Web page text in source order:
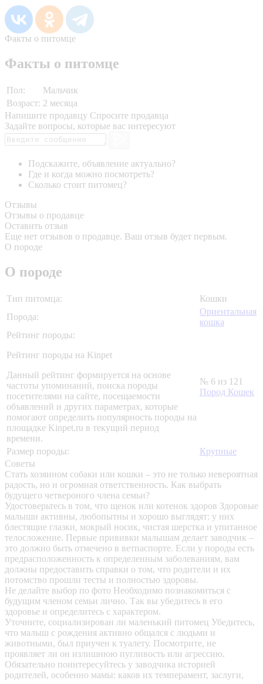
Факты о питомце
Факты о питомце
Пол:
Мальчик
Возраст: 2 месяца
Напишите продавцу Спросите продавца
Задайте вопросы, которые вас интересуют
Подскажите, объявление актуально?
Где и когда можно посмотреть?
Сколько стоит питомец?
Отзывы
Отзывы о продавце
Оставить отзыв
Еще нет отзывов о продавце. Ваш отзыв будет первым.
О породе
О породе
Тип питомца:
Кошки
Порода:
Ориентальная
кошка
Рейтинг породы:
Рейтинг породы на Kinpet
Данный рейтинг формируется на основе
частоты упоминаний, поиска породы
посетителями на сайте, посещаемости
объявлений и других параметрах, которые
помогают определить популярность породы на
площадке Kinpet.ru в текущий период
времени.
№ 6 из 121
Пород Кошек
Размер породы:
Крупные
Советы
Стать хозяином собаки или кошки – это не только невероятная
радость, но и огромная ответственность. Как выбрать
будущего четвероного члена семьи?
Удостоверьтесь в том, что щенок или котенок здоров Здоровые
малыши активны, любопытны и хорошо выглядят: у них
блестящие глазки, мокрый носик, чистая шерстка и упитанное
телосложение. Первые прививки малышам делает заводчик –
это должно быть отмечено в ветпаспорте. Если у породы есть
предрасположенность к определенным заболеваниям, вам
должны предоставить справки о том, что родители и их
потомство прошли тесты и полностью здоровы.
Не делайте выбор по фото Необходимо познакомиться с
будущим членом семьи лично. Так вы убедитесь в его
здоровье и определитесь с характером.
Уточните, социализирован ли маленький питомец Убедитесь,
что малыш с рождения активно общался с людьми и
животными, был приучен к туалету. Посмотрите, не
проявляет ли он излишнюю пугливость или агрессию.
Обязательно поинтересуйтесь у заводчика историей
родителей, особенно мамы: каков их темперамент, заслуги,